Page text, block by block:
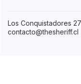
Los Conquistadores
contacto@thesheriff.cl